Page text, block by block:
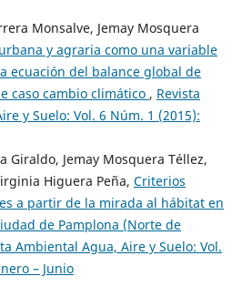
Monsalve, Jemay Mosquera
y agraria como una variable
ecuación del balance global de
caso cambio climático , Revista
y Suelo: Vol. 6 Núm. 1 (2015):
Giraldo, Jemay Mosquera Téllez,
Higuera Peña, Criterios
a partir de la mirada al hábitat en
de Pamplona (Norte de
Ambiental Agua, Aire y Suelo: Vol.
– Junio